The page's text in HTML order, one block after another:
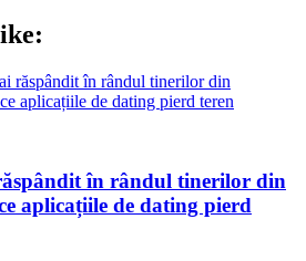
în rândul tinerilor din
aplicațiile de dating pierd